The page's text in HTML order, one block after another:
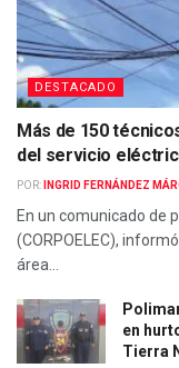
DESTACADO
Más de 150
del servicio
POR: INGRID FERNÁNDEZ
En un comunicado de
(CORPOELEC),
área...
en
Tierra